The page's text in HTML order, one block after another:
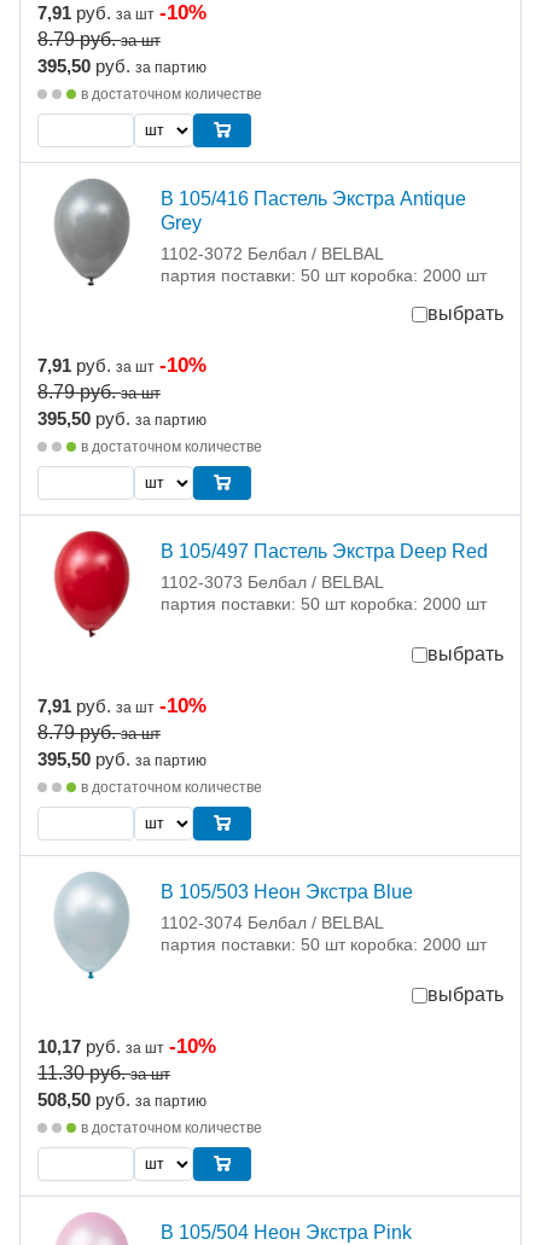
7,91 руб. за шт -10%
8.79руб. за шт
395,50 руб. за партию
в достаточном количестве
В 105/416 Пастель Экстра Antique
Grey
1102-3072 Белбал / BELBAL
партия поставки: 50 шт коробка: 2000 шт
выбрать
7,91 руб. за шт -10%
8.79руб. за шт
395,50 руб. за партию
в достаточном количестве
В 105/497 Пастель Экстра Deep Red
1102-3073 Белбал / BELBAL
партия поставки: 50 шт коробка: 2000 шт
выбрать
7,91 руб. за шт -10%
8.79руб. за шт
395,50 руб. за партию
в достаточном количестве
В 105/503 Неон Экстра Blue
1102-3074 Белбал / BELBAL
партия поставки: 50 шт коробка: 2000 шт
выбрать
10,17 руб. за шт -10%
11.30руб. за шт
508,50 руб. за партию
в достаточном количестве
В 105/504 Неон Экстра Pink